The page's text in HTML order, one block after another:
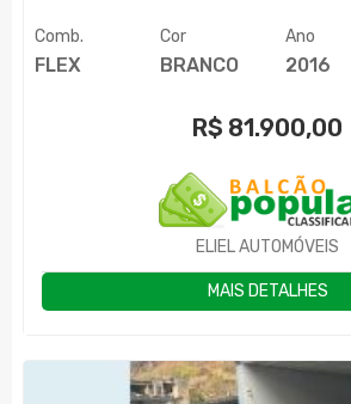
Comb.
FLEX
Cor
BRANCO
Ano
2016
R$ 81.900,00
ELIEL AUTOMÓVEIS
MAIS DETALHES